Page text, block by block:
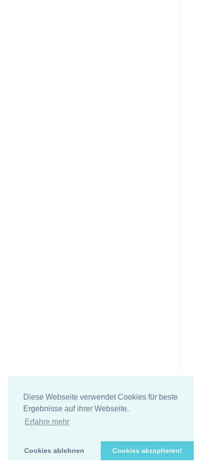
Diese Webseite verwendet Cookies für beste
Ergebnisse auf ihrer Webseite.
Erfahre mehr
Cookies ablehnen Cookies akzeptieren!